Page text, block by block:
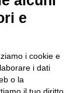
e
i cookie e
i dati
o la